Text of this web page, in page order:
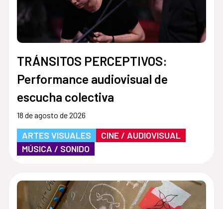
TRÁNSITOS PERCEPTIVOS:
Performance audiovisual de
escucha colectiva
18 de agosto de 2026
ARTES VISUALES
CINE / AUDIOVISUAL
MÚSICA / SONIDO